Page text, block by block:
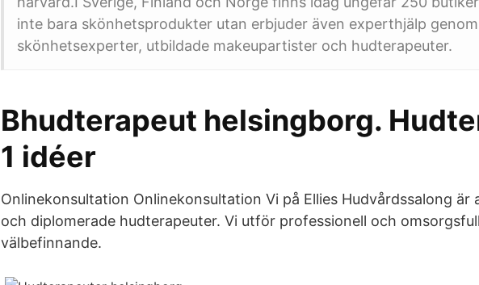
inte bara skönhetsprodukter utan erbjuder även experthjälp genom
skönhetsexperter, utbildade makeupartister och hudterapeuter.
Bhudterapeut helsingborg.
1 idéer
Onlinekonsultation Onlinekonsultation Vi på Ellies Hudvårdssalong är
och diplomerade hudterapeuter. Vi utför professionell och
välbefinnande.